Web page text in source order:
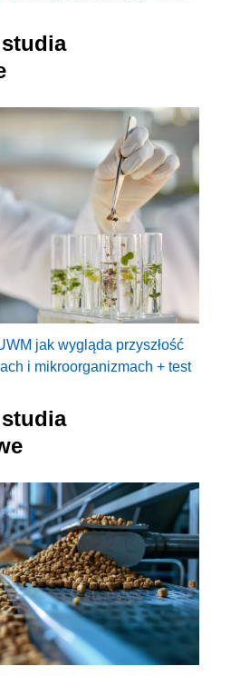
studia
jak wygląda przyszłość
i mikroorganizmach + test
studia